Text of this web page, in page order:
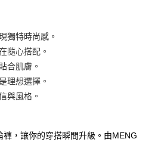
獨特時尚感。
隨心搭配。
合肌膚。
理想選擇。
與風格。
，讓你的穿搭瞬間升級。由MENG